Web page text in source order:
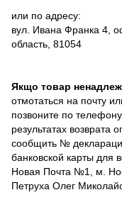
или по адресу:
вул. Ивана Франка 4,
область, 81054
Якщо товар
отмотаться на почту
позвоните по
результатах возврата
сообщить №
банковской карты для
Новая Почта №1, м.
Петруха Олег